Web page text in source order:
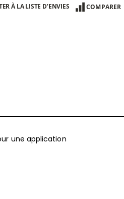
À LA LISTE D’ENVIES COMPARER
une application